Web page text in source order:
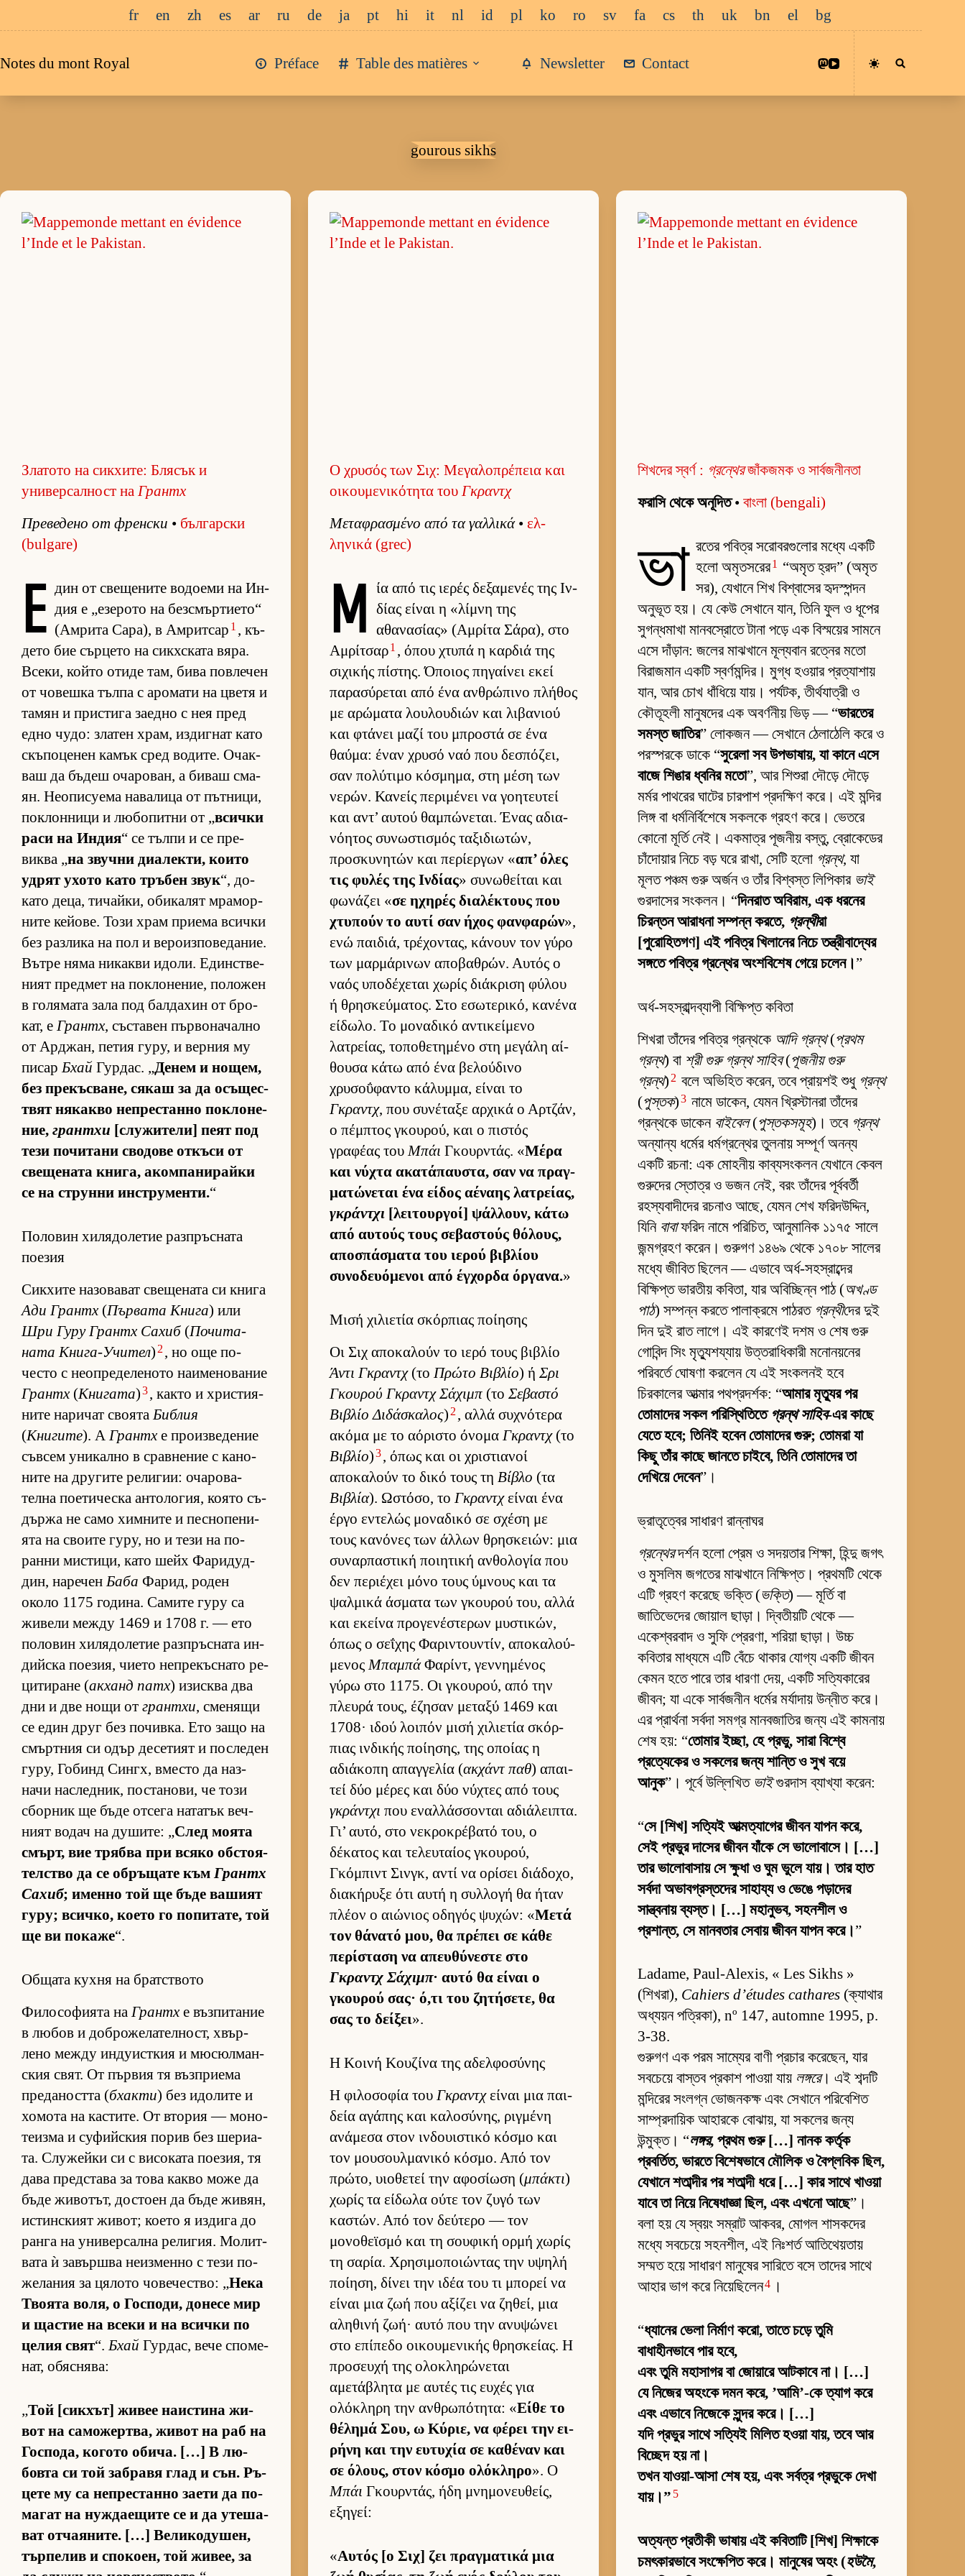
au
fr en zh es ar ru de ja pt hi it nl id pl ko ro sv fa cs th uk bn el bg
Notes du mont Royal Préface Table des matières Newsletter Contact
gourous sikhs
Златото на сикхите: Блясък и
универсалност на Грантх
Пре­ве­дено от френ­ски • бъл­гар­ски
(bulgare)
Е дин от све­ще­ните во­до­еми на Ин­
дия е „е­зе­рото на без­смър­ти­е­то“
(Ам­рита Са­ра), в Ам­рит­сар 1 , къ­
дето бие сър­цето на сик­х­с­ката вя­ра.
Все­ки, който отиде там, бива пов­ле­чен
от чо­вешка тълпа с аро­мати на цветя и
та­мян и прис­тига за­едно с нея пред
едно чу­до: зла­тен храм, из­диг­нат като
скъ­по­це­нен ка­мък сред во­ди­те. Очак­
ваш да бъ­деш оча­ро­ван, а би­ваш сма­
ян. Не­о­пи­су­ема на­ва­лица от път­ни­ци,
пок­лон­ници и лю­бо­питни от „всички
раси на Ин­дия“ се тълпи и се пре­
виква „на звучни ди­а­лек­ти, ко­ито
уд­рят ухото като тръ­бен звук“, до­
като де­ца, ти­чай­ки, оби­ка­лят мра­мор­
ните ке­йо­ве. Този храм при­ема всички
без раз­лика на пол и ве­ро­из­по­ве­да­ние.
Вътре няма ни­какви идо­ли. Един­с­т­ве­
ният пред­мет на пок­ло­не­ние, по­ло­жен
в го­ля­мата зала под бал­да­хин от бро­
кат, е Грантх, със­та­вен пър­во­на­чално
от Ар­джан, пе­тия гу­ру, и вер­ния му
пи­сарБхай Гур­дас. „Де­нем и но­щем,
без пре­къс­ва­не, ся­каш за да осъ­щес­
т­вят ня­какво неп­рес­танно пок­ло­не­
ние, грантхи [слу­жи­те­ли] пеят под
тези по­чи­тани сво­дове от­къси от
све­ще­ната кни­га, аком­па­ни­райки
се на струнни ин­с­т­ру­мен­ти.“
Половин хилядолетие разпръсната
поезия
Сик­хите на­зо­ва­ват све­ще­ната си книга
Ади Грантх (Пър­вата Книга) или
Шри Гуру Грантх Са­хиб (По­чи­та­
ната Кни­га-У­чи­тел) 2 , но още по-
често с не­оп­ре­де­ле­ното на­и­ме­но­ва­ние
Грантх (Книгата)3, както и хрис­ти­я­
ните на­ри­чат сво­ятаБиблия
(Книгите). А Грантх е про­из­ве­де­ние
съв­сем уни­кално в срав­не­ние с ка­но­
ните на дру­гите ре­ли­гии: оча­ро­ва­
телна по­е­ти­ческа ан­то­ло­гия, ко­ято съ­
държа не само хим­ните и пес­но­пе­ни­
ята на сво­ите гу­ру, но и тези на по-
ранни мис­ти­ци, като шейх Фа­ри­дуд­
дин, на­ре­ченБаба Фа­рид, ро­ден
около 1175 го­ди­на. Са­мите гуру са
жи­вели между 1469 и 1708 г. — ето
по­ло­вин хи­ля­до­ле­тие раз­п­ръс­ната ин­
дийска по­е­зия, чи­ето неп­ре­къс­нато ре­
ци­ти­ране (ак­ханд патх) изис­ква два
дни и две нощи от грантхи, сме­нящи
се един друг без по­чив­ка. Ето защо на
смър­т­ния си одър де­се­тият и пос­ле­ден
гу­ру, Го­бинд Син­гх, вместо да наз­
начи нас­лед­ник, пос­та­но­ви, че този
сбор­ник ще бъде от­сега на­та­тък веч­
ният во­дач на ду­ши­те: „След мо­ята
смърт, вие трябва при всяко об­с­то­я­
тел­с­тво да се об­ръ­щате къмГрантх
Са­хиб; именно той ще бъде ва­шият
гу­ру; всич­ко, ко­ето го по­пи­та­те, той
ще ви по­каже“.
Общата кухня на братството
Фи­ло­со­фи­ята на Грантх е въз­пи­та­ние
в лю­бов и доб­ро­же­ла­тел­ност, хвър­
лено между ин­ду­ис­т­кия и мю­сюл­ман­
с­кия свят. От пър­вия тя въз­п­ри­ема
пре­да­ността (бхакти) без идо­лите и
хо­мота на кас­ти­те. От вто­рия — мо­но­
те­изма и су­фийс­кия по­рив без ше­ри­а­
та. Слу­жейки си с ви­со­ката по­е­зия, тя
дава пред­с­тава за това какво може да
бъде жи­во­тът, дос­тоен да бъде жи­вян,
ис­тин­с­кият жи­вот; ко­ето я из­дига до
ранга на уни­вер­сална ре­ли­гия. Мо­лит­
вата ѝ за­вър­шва не­из­менно с тези по­
же­ла­ния за ця­лото чо­ве­чес­т­во: „Нека
Тво­ята во­ля, о Гос­по­ди, до­несе мир
и щас­тие на всеки и на всички по
це­лия свят“.Бхай Гур­дас, вече спо­ме­
нат, обяс­ня­ва:
„Той [сик­хът] жи­вее на­ис­тина жи­
вот на са­мо­жер­т­ва, жи­вот на раб на
Гос­по­да, ко­гото оби­ча. […] В лю­
бовта си той заб­равя глад и сън. Ръ­
цете му са неп­рес­танно за­ети да по­
ма­гат на нуж­да­е­щите се и да уте­ша­
ват от­ча­я­ни­те. […] Ве­ли­ко­ду­шен,
тър­пе­лив и спо­ко­ен, той жи­вее, за
Ο χρυσός των Σιχ: Μεγαλοπρέπεια και
οικουμενικότητα τουΓκραντχ
Μεταφρασμένο από τα γαλ­λικά•ελ­
ληνικά (grec)
Μ ία από τις ιε­ρές δεξαμενές της Ιν­
δίας εί­ναι η «λίμνη της
αθανασίας» (Αμ­ρίτα Σάρα), στο
Αμ­ρίτσαρ1 , όπου χτυπά η καρ­διά της
σιχικής πίστης. Όποιος πηγαί­νει εκεί
παρασύρεται από ένα αν­θρώπινο πλήθος
με αρώματα λου­λου­διών και λιβανιού
και φτάνει μαζί του μπροστά σε ένα
θαύ­μα: έναν χρυσό ναό που δεσπόζει,
σαν πολύτιμο κόσμημα, στη μέση των
νερών. Κανείς περιμένει να γοη­τευ­τεί
και αντ’ αυ­τού θαμπώνεται. Ένας αδια­
νόη­τος συνωστισμός ταξιδιω­τών,
προσκυνητών και περίερ­γων «απ’ όλες
τις φυλές της Ιν­δίας» συνωθεί­ται και
φωνάζει «σε ηχηρές δια­λέκτους που
χτυπούν το αυτί σαν ήχος φαν­φαρών»,
ενώ παι­διά, τρέχοντας, κάνουν τον γύρο
των μαρ­μάρινων αποβαθρών. Αυ­τός ο
ναός υποδέχεται χωρίς διάκριση φύλου
ή θρησκεύ­ματος. Στο εσωτερικό, κανένα
εί­δωλο. Το μοναδικό αντικεί­μενο
λατρεί­ας, τοποθετημένο στη μεγάλη αί­
θουσα κάτω από ένα βελού­δινο
χρυσοΰφαντο κάλυμ­μα, εί­ναι το
Γκραντχ, που συνέταξε αρ­χικά ο Αρ­τζάν,
ο πέμ­πτος γκου­ρού, και ο πιστός
γραφέας τουΜπάι Γκουρ­ντάς. «Μέρα
και νύχτα ακατάπαυ­στα, σαν να πραγ­
ματώνεται ένα εί­δος αέναης λατρεί­ας,
γκράντχι [λει­τουρ­γοί] ψάλ­λουν, κάτω
από αυ­τούς τους σεβαστούς θόλους,
αποσπάσματα του ιε­ρού βιβλίου
συνοδευόμενοι από έγ­χορδα όρ­γανα.»
Μισή χιλιετία σκόρπιας ποίησης
Οι Σιχ αποκαλούν το ιερό τους βιβλίο
Άντι Γκραντχ(τοΠρώτο Βιβλίο) ήΣρι
Γκου­ρού Γκραντχ Σάχιμπ (τοΣεβαστό
Βιβλίο Διδάσκαλος) 2 , αλλά συχνότερα
ακόμα με το αόριστο όνομαΓκραντχ(το
Βιβλίο)3, όπως και οι χριστια­νοί
αποκαλούν το δικό τους τηΒίβλο (τα
Βιβλία). Ωστόσο, τοΓκραντχεί­ναι ένα
έργο εντελώς μοναδικό σε σχέση με
τους κανόνες των άλ­λων θρησκειών: μια
συναρ­παστική ποι­ητική αν­θολογία που
δεν περιέχει μόνο τους ύμνους και τα
ψαλ­μικά άσματα των γκου­ρού του, αλλά
και εκείνα προγενέστερων μυστικών,
όπως ο σεΐχης Φαριντου­ντίν, αποκαλού­
μενοςΜπαμπάΦαρίντ, γεν­νημένος
γύρω στο 1175. Οι γκου­ρού, από την
πλευρά τους, έζησαν μεταξύ 1469 και
1708· ιδού λοι­πόν μισή χιλιε­τία σκόρ­
πιας ιν­δικής ποί­ησης, της οποίας η
αδιάκοπη απαγ­γελία (ακ­χάντ παθ) απαι­
τεί δύο μέρες και δύο νύχτες από τους
γκράντχι που εναλ­λάσ­σονται αδιάλει­πτα.
Γι’ αυ­τό, στο νεκροκρέβατό του, ο
δέκατος και τελευ­ταίος γκου­ρού,
Γκόμπιντ Σιν­γκ, αντί να ορίσει διάδοχο,
δια­κήρυξε ότι αυτή η συλ­λογή θα ήταν
πλέον ο αιώνιος οδηγός ψυχών: «Μετά
τον θάνατό μου, θα πρέπει σε κάθε
περίσταση να απευ­θύνεστε στο
Γκραντχ Σάχιμπ· αυτό θα εί­ναι ο
γκου­ρού σας· ό,τι του ζητήσετε, θα
σας το δεί­ξει».
Η Κοινή Κουζίνα της αδελφοσύνης
Η φιλοσοφία τουΓκραντχεί­ναι μια παι­
δεία αγάπης και καλοσύνης, ριγ­μένη
ανάμεσα στον ιν­δουι­στικό κόσμο και
τον μου­σουλ­μανικό κόσμο. Από τον
πρώτο, υιο­θετεί την αφοσίωση (μπάκτι)
χωρίς τα εί­δωλα ούτε τον ζυγό των
καστών. Από τον δεύ­τερο — τον
μονοθεϊσμό και τη σου­φική ορμή χωρίς
τη σαρία. Χρησιμοποιώντας την υψηλή
ποί­ηση, δίνει την ιδέα του τι μπορεί να
εί­ναι μια ζωή που αξίζει να ζηθεί, μια
αληθινή ζωή· αυτό που την ανυψώνει
στο επίπεδο οι­κου­μενικής θρησκεί­ας. Η
προσευχή της ολοκληρώνεται
αμετάβλητα με αυ­τές τις ευ­χές για
ολόκληρη την αν­θρωπότητα: «Είθε το
θέλημά Σου, ω Κύριε, να φέρει την ει­
ρήνη και την ευ­τυχία σε καθέναν και
σε όλους, στον κόσμο ολόκληρο». Ο
Μπάι Γκουρ­ντάς, ήδη μνημονευ­θείς,
εξηγεί:
«Αυ­τός [ο Σιχ] ζει πραγ­ματικά μια
শিখদের স্বর্ণ : গ্রন্থেরজাঁকজমক ও সার্বজনীনতা
ফরাসি থেকে অনূদিত•বাংলা (bengali)
ভা রতের পবিত্র সরোবরগুলোর মধ্যে একটি
হলো অমৃতসরের1
“অমৃত হ্রদ” (অমৃত
সর), যেখানে শিখ বিশ্বাসের হৃদস্পন্দন
অনুভূত হয়। যে কেউ সেখানে যান, তিনি ফুল ও ধূপের
সুগন্ধমাখা মানবস্রোতে টানা পড়ে এক বিস্ময়ের সামনে
এসে দাঁড়ান: জলের মাঝখানে মূল্যবান রত্নের মতো
বিরাজমান একটি স্বর্ণমন্দির। মুগ্ধ হওয়ার প্রত্যাশায়
যান, আর চোখ ধাঁধিয়ে যায়। পর্যটক, তীর্থযাত্রী ও
কৌতূহলী মানুষদের এক অবর্ণনীয় ভিড় — “ভারতের
সমস্ত জাতির” লোকজন — সেখানে ঠেলাঠেলি করে ও
পরস্পরকে ডাকে “সুরেলা সব উপভাষায়, যা কানে এসে
বাজে শিঙার ধ্বনির মতো”, আর শিশুরা দৌড়ে দৌড়ে
মর্মর পাথরের ঘাটের চারপাশ প্রদক্ষিণ করে। এই মন্দির
লিঙ্গ বা ধর্মনির্বিশেষে সকলকে গ্রহণ করে। ভেতরে
কোনো মূর্তি নেই। একমাত্র পূজনীয় বস্তু, ব্রোকেডের
চাঁদোয়ার নিচে বড় ঘরে রাখা, সেটি হলো গ্রন্থ, যা
মূলত পঞ্চম গুরু অর্জন ও তাঁর বিশ্বস্ত লিপিকার ভাই
গুরদাসের সংকলন। “দিনরাত অবিরাম, এক ধরনের
চিরন্তন আরাধনা সম্পন্ন করতে, গ্রন্থীরা
[পুরোহিতগণ] এই পবিত্র খিলানের নিচে তন্ত্রীবাদ্যের
সঙ্গতে পবিত্র গ্রন্থের অংশবিশেষ গেয়ে চলেন।”
অর্ধ-সহস্রাব্দব্যাপী বিক্ষিপ্ত কবিতা
শিখরা তাঁদের পবিত্র গ্রন্থকে আদি গ্রন্থ(প্রথম
গ্রন্থ) বা শ্রী গুরু গ্রন্থ সাহিব(পূজনীয় গুরু
গ্রন্থ) 2 বলে অভিহিত করেন, তবে প্রায়শই শুধু গ্রন্থ
(পুস্তক)3 নামে ডাকেন, যেমন খ্রিস্টানরা তাঁদের
গ্রন্থকে ডাকেন বাইবেল(পুস্তকসমূহ)। তবে গ্রন্থ
অন্যান্য ধর্মের ধর্মগ্রন্থের তুলনায় সম্পূর্ণ অনন্য
একটি রচনা: এক মোহনীয় কাব্যসংকলন যেখানে কেবল
গুরুদের স্তোত্র ও ভজন নেই, বরং তাঁদের পূর্ববর্তী
রহস্যবাদীদের রচনাও আছে, যেমন শেখ ফরিদউদ্দিন,
যিনি বাবাফরিদ নামে পরিচিত, আনুমানিক ১১৭৫ সালে
জন্মগ্রহণ করেন। গুরুগণ ১৪৬৯ থেকে ১৭০৮ সালের
মধ্যে জীবিত ছিলেন — এভাবে অর্ধ-সহস্রাব্দের
বিক্ষিপ্ত ভারতীয় কবিতা, যার অবিচ্ছিন্ন পাঠ (অখণ্ড
পাঠ) সম্পন্ন করতে পালাক্রমে পাঠরত গ্রন্থীদের দুই
দিন দুই রাত লাগে। এই কারণেই দশম ও শেষ গুরু
গোবিন্দ সিং মৃত্যুশয্যায় উত্তরাধিকারী মনোনয়নের
পরিবর্তে ঘোষণা করলেন যে এই সংকলনই হবে
চিরকালের আত্মার পথপ্রদর্শক: “আমার মৃত্যুর পর
তোমাদের সকল পরিস্থিতিতে গ্রন্থ সাহিব-এর কাছে
যেতে হবে; তিনিই হবেন তোমাদের গুরু; তোমরা যা
কিছু তাঁর কাছে জানতে চাইবে, তিনি তোমাদের তা
দেখিয়ে দেবেন”।
ভ্রাতৃত্বের সাধারণ রান্নাঘর
গ্রন্থেরদর্শন হলো প্রেম ও সদয়তার শিক্ষা, হিন্দু জগৎ
ও মুসলিম জগতের মাঝখানে নিক্ষিপ্ত। প্রথমটি থেকে
এটি গ্রহণ করেছে ভক্তি (ভক্তি) — মূর্তি বা
জাতিভেদের জোয়াল ছাড়া। দ্বিতীয়টি থেকে —
একেশ্বরবাদ ও সুফি প্রেরণা, শরিয়া ছাড়া। উচ্চ
কবিতার মাধ্যমে এটি বেঁচে থাকার যোগ্য একটি জীবন
কেমন হতে পারে তার ধারণা দেয়, একটি সত্যিকারের
জীবন; যা একে সার্বজনীন ধর্মের মর্যাদায় উন্নীত করে।
এর প্রার্থনা সর্বদা সমগ্র মানবজাতির জন্য এই কামনায়
শেষ হয়: “তোমার ইচ্ছা, হে প্রভু, সারা বিশ্বে
প্রত্যেকের ও সকলের জন্য শান্তি ও সুখ বয়ে
আনুক”। পূর্বে উল্লিখিত ভাইগুরদাস ব্যাখ্যা করেন:
“সে [শিখ] সত্যিই আত্মত্যাগের জীবন যাপন করে,
সেই প্রভুর দাসের জীবন যাঁকে সে ভালোবাসে। […]
তার ভালোবাসায় সে ক্ষুধা ও ঘুম ভুলে যায়। তার হাত
সর্বদা অভাবগ্রস্তদের সাহায্য ও ভেঙে পড়াদের
সান্ত্বনায় ব্যস্ত। […] মহানুভব, সহনশীল ও
প্রশান্ত, সে মানবতার সেবায় জীবন যাপন করে।”
Ladame, Paul-Alexis, « Les Sikhs »
(শিখরা), Cahiers d’études cathares (ক্যাথার
অধ্যয়ন পত্রিকা), nº 147, automne 1995, p.
3-38.
গুরুগণ এক পরম সাম্যের বাণী প্রচার করেছেন, যার
সবচেয়ে বাস্তব প্রকাশ পাওয়া যায় লঙ্গরে। এই শব্দটি
মন্দিরের সংলগ্ন ভোজনকক্ষ এবং সেখানে পরিবেশিত
সাম্প্রদায়িক আহারকে বোঝায়, যা সকলের জন্য
উন্মুক্ত। “লঙ্গর, প্রথম গুরু […] নানক কর্তৃক
প্রবর্তিত, ভারতে বিশেষভাবে মৌলিক ও বৈপ্লবিক ছিল,
যেখানে শতাব্দীর পর শতাব্দী ধরে […] কার সাথে খাওয়া
যাবে তা নিয়ে নিষেধাজ্ঞা ছিল, এবং এখনো আছে”।
বলা হয় যে স্বয়ং সম্রাট আকবর, মোগল শাসকদের
মধ্যে সবচেয়ে সহনশীল, এই নিঃশর্ত আতিথেয়তায়
সম্মত হয়ে সাধারণ মানুষের সারিতে বসে তাদের সাথে
আহার ভাগ করে নিয়েছিলেন4 ।
“ধ্যানের ভেলা নির্মাণ করো, তাতে চড়ে তুমি
বাধাহীনভাবে পার হবে,
এবং তুমি মহাসাগর বা জোয়ারে আটকাবে না। […]
যে নিজের অহংকে দমন করে, ’আমি’-কে ত্যাগ করে
এবং এভাবে নিজেকে সুন্দর করে। […]
যদি প্রভুর সাথে সত্যিই মিলিত হওয়া যায়, তবে আর
বিচ্ছেদ হয় না।
তখন যাওয়া-আসা শেষ হয়, এবং সর্বত্র প্রভুকে দেখা
যায়।” 5
অত্যন্ত প্রতীকী ভাষায় এই কবিতাটি [শিখ] শিক্ষাকে
চমৎকারভাবে সংক্ষেপিত করে। মানুষের অহং (হউমৈ,